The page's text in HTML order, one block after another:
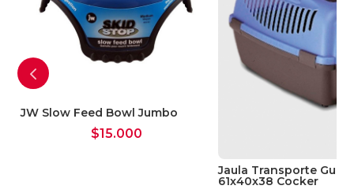
brillo.
JW Slow Feed Bowl Jumbo
$15.000
Jaula Transporte
61x40x38 Cocker